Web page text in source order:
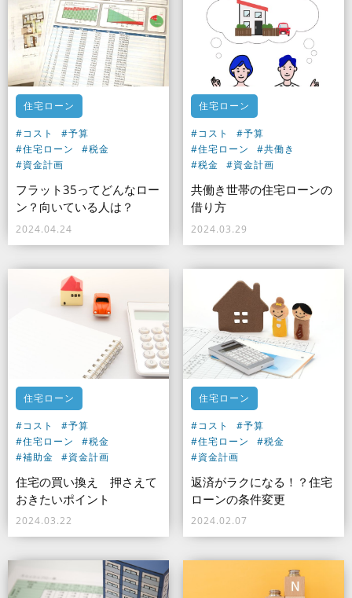
住宅ローン
#コスト
#予算
#住宅ローン
#税金
#資金計画
フラット35ってどんなロー
ン？向いている人は？
2024.04.24
住宅ローン
#コスト
#予算
#住宅ローン
#共働き
#税金
#資金計画
共働き世帯の住宅ローンの
借り方
2024.03.29
住宅ローン
#コスト
#予算
#住宅ローン
#税金
#補助金
#資金計画
住宅の買い換え 押さえて
おきたいポイント
2024.03.22
住宅ローン
#コスト
#予算
#住宅ローン
#税金
#資金計画
返済がラクになる！？住宅
ローンの条件変更
2024.02.07